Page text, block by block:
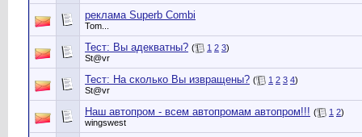
реклама Superb Combi
Tom...
Тест: Вы адекватны? ( 1 2 3)
St@vr
Тест: На сколько Вы извращены? ( 1 2 3 4)
St@vr
Наш автопром - всем автопромам автопром!!! ( 1 2)
wingswest